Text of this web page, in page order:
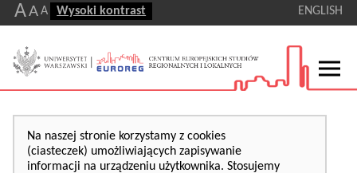
AA A Wysoki kontrast ENGLISH
Na naszej stronie korzystamy z cookies
(ciasteczek) umożliwiających zapisywanie
informacji na urządzeniu użytkownika. Stosujemy